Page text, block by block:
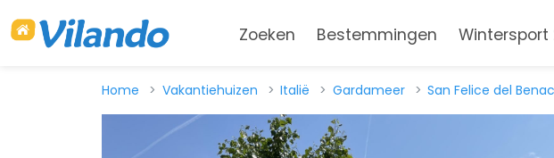
Zoeken Bestemmingen Wintersport
Home Vakantiehuizen Italië Gardameer San Felice del